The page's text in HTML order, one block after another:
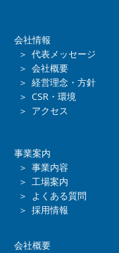
会社情報
＞ 代表メッセージ
＞ 会社概要
＞ 経営理念・方針
＞ CSR・環境
＞ アクセス
事業案内
＞ 事業内容
＞ 工場案内
＞ よくある質問
＞ 採用情報
会社概要